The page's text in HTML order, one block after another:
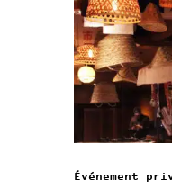
Événement